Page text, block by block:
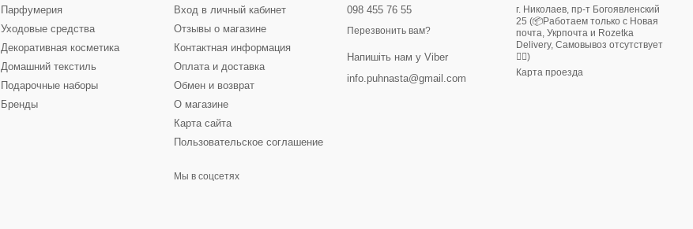
Парфумерия
Уходовые средства
Декоративная косметика
Домашний текстиль
Подарочные наборы
Бренды
Вход в личный кабинет
Отзывы о магазине
Контактная информация
Оплата и доставка
Обмен и возврат
О магазине
Карта сайта
Пользовательское соглашение
Мы в соцсетях
098 455 76 55
Перезвонить вам?
Напишіть нам у Viber
info.puhnasta@gmail.com
г. Николаев, пр-т Богоявленский
25 (📦Работаем только с Новая
почта, Укрпочта и Rozetka
Delivery, Самовывоз отсутствует
🙅‍♀️)
Карта проезда